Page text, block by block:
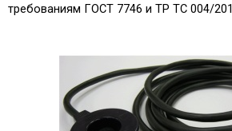
требованиям ГОСТ 7746 и ТР ТС 004/